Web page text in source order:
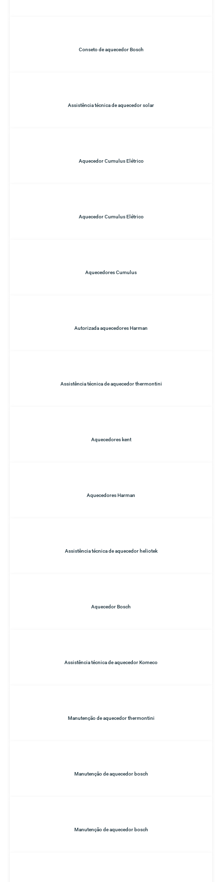
Conseto de aquecedor Bosch
Assistência técnica de aquecedor solar
Aquecedor Cumulus Elétrico
Aquecedor Cumulus Elétrico
Aquecedores Cumulus
Autorizada aquecedores Harman
Assistência técnica de aquecedor thermontini
Aquecedores kent
Aquecedores Harman
Assistência técnica de aquecedor heliotek
Aquecedor Bosch
Assistência técnica de aquecedor Komeco
Manutenção de aquecedor thermontini
Manutenção de aquecedor bosch
Manutenção de aquecedor bosch